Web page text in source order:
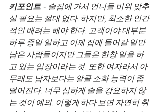
키포인트 - 술집에 가서 언니들 비위 맞추
실 필요는 절대 없다. 하지만, 최소한 인간
적인 배려는 해야 한다. 고객이야 대부분
하루 종일 일하고 이제 집에 들어갈 일만
남은 사람들이지만 그들은 한창 일을 하
고 있는 입장이라는 것. 또한 여자라서 아
무래도 남자보다는 알콜 소화 능력이 좀
떨어진다. 너무 심하게 술을 강요하지 않
는 것이 예의. 이렇게 하다 보면 자연히 취